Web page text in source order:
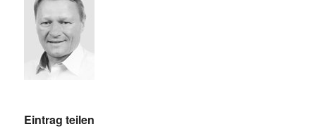
Eintrag teilen